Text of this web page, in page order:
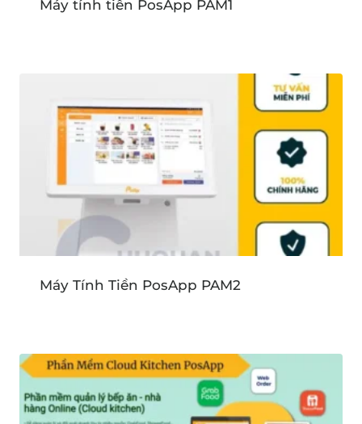
Máy tính tiền PosApp PAM1
Máy Tính Tiền PosApp PAM2